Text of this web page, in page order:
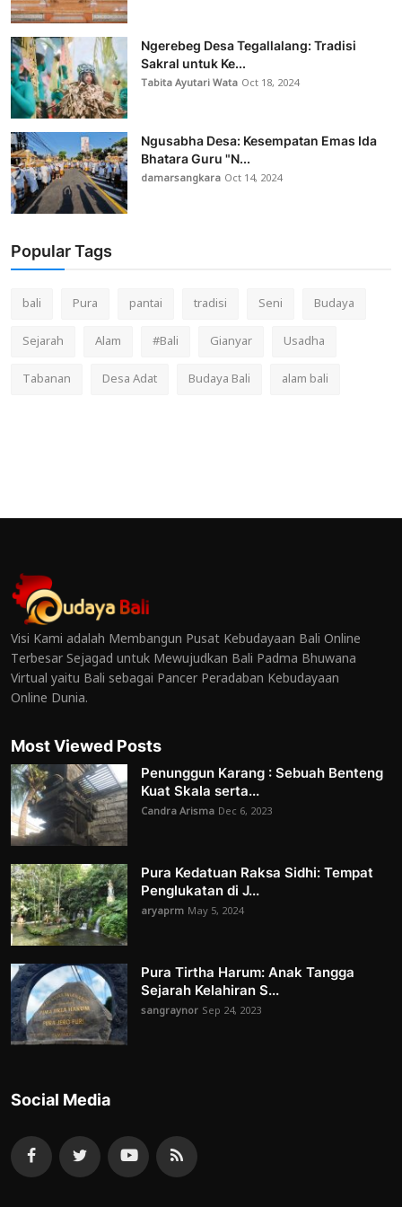
Ngerebeg Desa Tegallalang: Tradisi
Sakral untuk Ke...
Tabita Ayutari Wata Oct 18, 2024
Ngusabha Desa: Kesempatan Emas Ida
Bhatara Guru "N...
damarsangkara Oct 14, 2024
Popular Tags
bali Pura pantai tradisi Seni
Budaya
Sejarah
Alam #Bali Gianyar
Usadha
Tabanan
Desa Adat Budaya Bali alam bali
Visi Kami adalah Membangun Pusat Kebudayaan Bali Online
Terbesar Sejagad untuk Mewujudkan Bali Padma Bhuwana
Virtual yaitu Bali sebagai Pancer Peradaban Kebudayaan
Online Dunia.
Most Viewed Posts
Penunggun Karang : Sebuah Benteng
Kuat Skala serta...
Candra Arisma Dec 6, 2023
Pura Kedatuan Raksa Sidhi: Tempat
Penglukatan di J...
aryaprm May 5, 2024
Pura Tirtha Harum: Anak Tangga
Sejarah Kelahiran S...
sangraynor Sep 24, 2023
Social Media